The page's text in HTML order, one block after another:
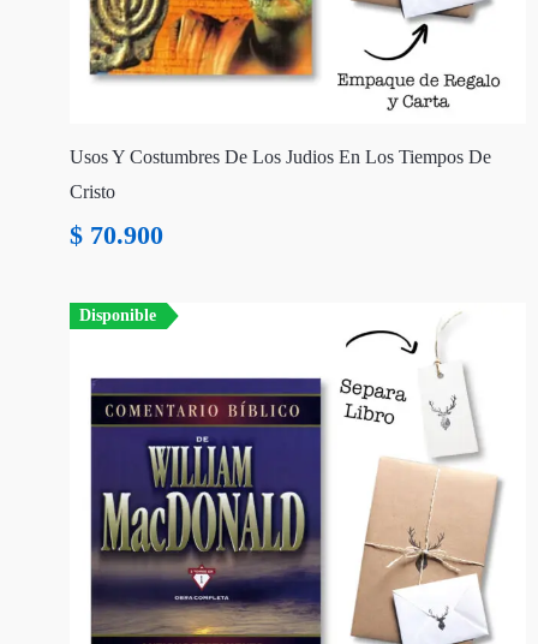
Usos Y Costumbres De Los Judios En Los Tiempos De
Cristo
$ 70.900
Disponible